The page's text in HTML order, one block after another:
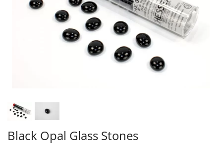
Black Opal Glass Stones